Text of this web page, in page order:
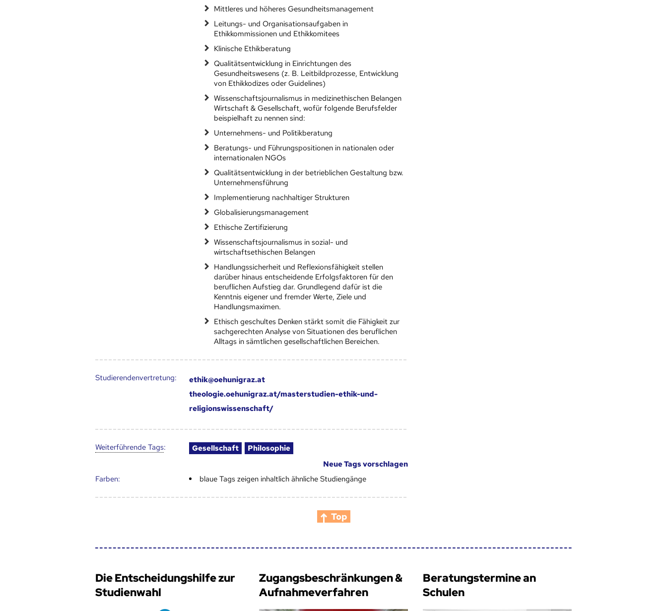
Mittleres und höheres Gesundheitsmanagement
Leitungs- und Organisationsaufgaben in
Ethikkommissionen und Ethikkomitees
Klinische Ethikberatung
Qualitätsentwicklung in Einrichtungen des
Gesundheitswesens (z. B. Leitbildprozesse, Entwicklung
von Ethikkodizes oder Guidelines)
Wissenschaftsjournalismus in medizinethischen Belangen
Wirtschaft & Gesellschaft, wofür folgende Berufsfelder
beispielhaft zu nennen sind:
Unternehmens- und Politikberatung
Beratungs- und Führungspositionen in nationalen oder
internationalen NGOs
Qualitätsentwicklung in der betrieblichen Gestaltung bzw.
Unternehmensführung
Implementierung nachhaltiger Strukturen
Globalisierungsmanagement
Ethische Zertifizierung
Wissenschaftsjournalismus in sozial- und
wirtschaftsethischen Belangen
Handlungssicherheit und Reflexionsfähigkeit stellen
darüber hinaus entscheidende Erfolgsfaktoren für den
beruflichen Aufstieg dar. Grundlegend dafür ist die
Kenntnis eigener und fremder Werte, Ziele und
Handlungsmaximen.
Ethisch geschultes Denken stärkt somit die Fähigkeit zur
sachgerechten Analyse von Situationen des beruflichen
Alltags in sämtlichen gesellschaftlichen Bereichen.
Studierendenvertretung:
ethik@oehunigraz.at
theologie.oehunigraz.at/masterstudien-ethik-und-
religionswissenschaft/
Weiter­führende Tags: Gesellschaft
Philosophie
Neue Tags vorschlagen
Farben:
blaue Tags zeigen inhaltlich ähnliche Studiengänge
Top
Die Entscheidungshilfe zur
Studienwahl
Zugangsbeschränkungen &
Aufnahmeverfahren
Beratungstermine an
Schulen